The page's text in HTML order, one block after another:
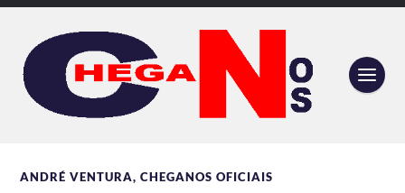
ANDRÉ VENTURA,CHEGANOS OFICIAIS